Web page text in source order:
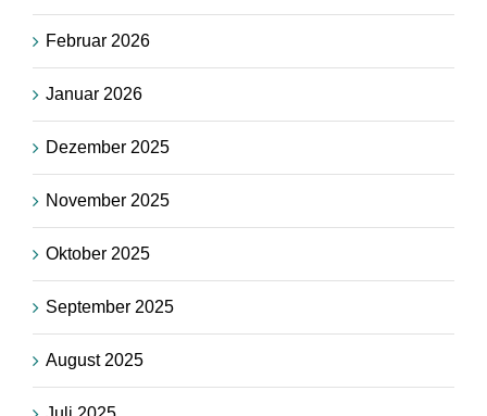
Februar 2026
Januar 2026
Dezember 2025
November 2025
Oktober 2025
September 2025
August 2025